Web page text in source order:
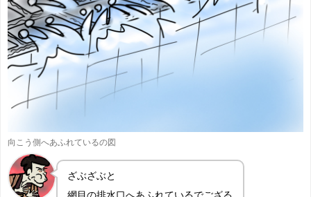
向こう側へあふれているの図
ざぶざぶと